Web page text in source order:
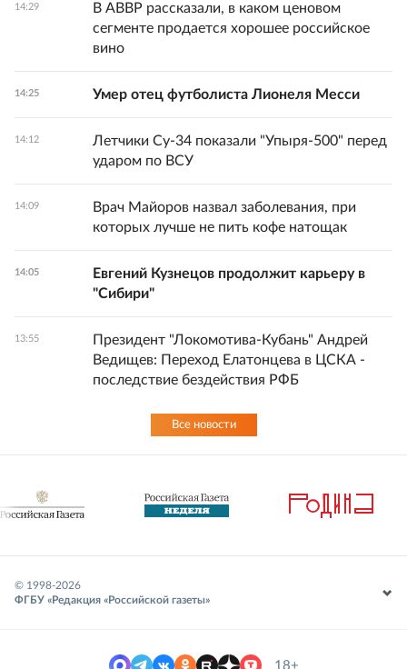
14:29
В АВВР рассказали, в каком ценовом
сегменте продается хорошее российское
вино
14:25 Умер отец футболиста Лионеля Месси
14:12
Летчики Су-34 показали "Упыря-500" перед
ударом по ВСУ
14:09
Врач Майоров назвал заболевания, при
которых лучше не пить кофе натощак
14:05
Евгений Кузнецов продолжит карьеру в
"Сибири"
13:55
Президент "Локомотива-Кубань" Андрей
Ведищев: Переход Елатонцева в ЦСКА -
последствие бездействия РФБ
Все новости
© 1998-2026
ФГБУ «Редакция «Российской газеты»
18+